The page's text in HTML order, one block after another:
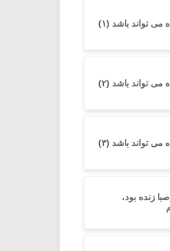
تواند باشد (۱)
تواند باشد (۲)
تواند باشد (۳)
زنده بود،